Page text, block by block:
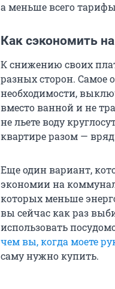
а меньше всего
Как сэкономить
К снижению своих
разных сторон. Самое
необходимости,
вместо ванной и не
не льете воду
квартире разом —
Еще один вариант,
экономии на
которых меньше
вы сейчас как раз
использовать
чем вы, когда моете
саму нужно купить.